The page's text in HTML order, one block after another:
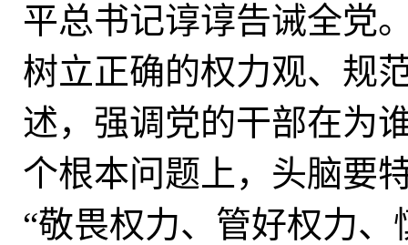
平总书记谆谆告诫全党
树立正确的权力观、规
述，强调党的干部在为
个根本问题上，头脑要
“敬畏权力、管好权力